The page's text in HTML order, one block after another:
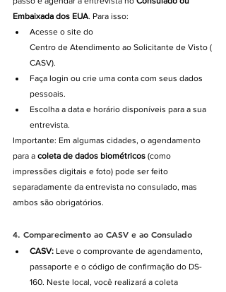
Embaixada dos EUA. Para isso:
Acesse o site do
Centro de Atendimento ao Solicitante de Visto (
CASV).
Faça login ou crie uma conta com seus dados
pessoais.
Escolha a data e horário disponíveis para a sua
entrevista.
Importante: Em algumas cidades, o agendamento
para a coleta de dados biométricos (como
impressões digitais e foto) pode ser feito
separadamente da entrevista no consulado, mas
ambos são obrigatórios.
4. Comparecimento ao CASV e ao Consulado
CASV: Leve o comprovante de agendamento,
passaporte e o código de confirmação do DS-
160. Neste local, você realizará a coleta